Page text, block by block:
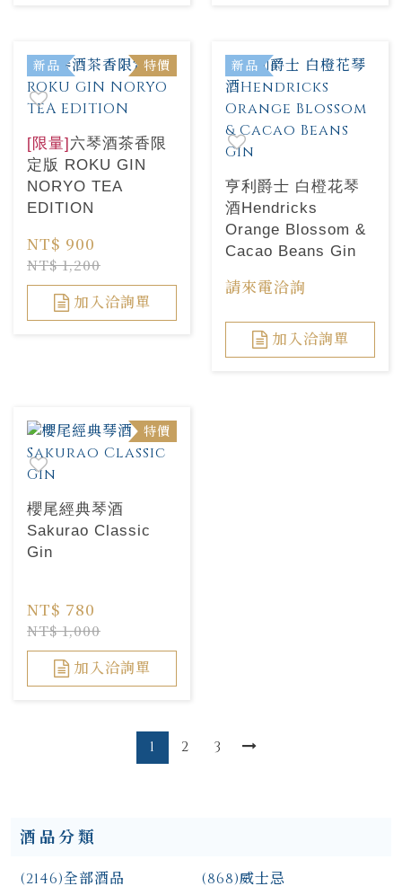
新品 特價
[限量]六琴酒茶香限
定版 ROKU GIN
NORYO TEA
EDITION
NT$ 900
NT$ 1,200
加入洽詢單
新品
亨利爵士 白橙花琴
酒Hendricks
Orange Blossom &
Cacao Beans Gin
請來電洽詢
加入洽詢單
特價
櫻尾經典琴酒
Sakurao Classic
Gin
NT$ 780
NT$ 1,000
加入洽詢單
1 2 3
酒品分類
全部酒品
(2146) 威士忌
(868)